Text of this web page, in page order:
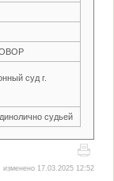
суд г.
судьей
изменено 17.03.2025 12:52